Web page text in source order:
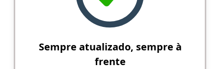
Sempre atualizado, sempre à
frente